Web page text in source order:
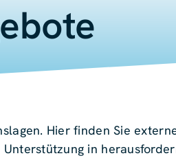
Hier finden Sie
in